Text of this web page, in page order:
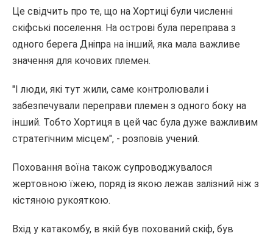
Це свідчить про те, що на Хортиці були численні
скіфські поселення. На острові була переправа з
одного берега Дніпра на інший, яка мала важливе
значення для кочових племен.
"І люди, які тут жили, саме контролювали і
забезпечували переправи племен з одного боку на
інший. Тобто Хортиця в цей час була дуже важливим
стратегічним місцем", - розповів учений.
Поховання воїна також супроводжувалося
жертовною їжею, поряд із якою лежав залізний ніж з
кістяною рукояткою.
Вхід у катакомбу, в якій був похований скіф, був